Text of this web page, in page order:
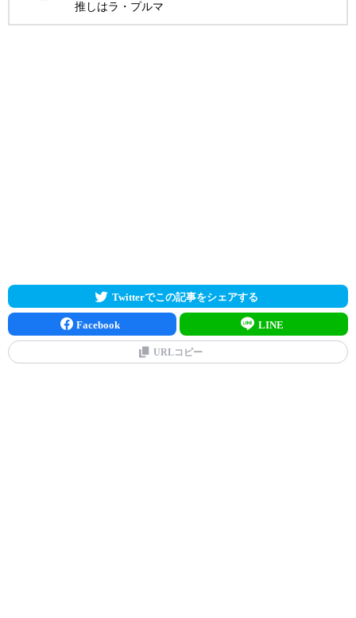
推しはラ・プルマ
Twitterでこの記事をシェアする
Facebook LINE
URLコピー